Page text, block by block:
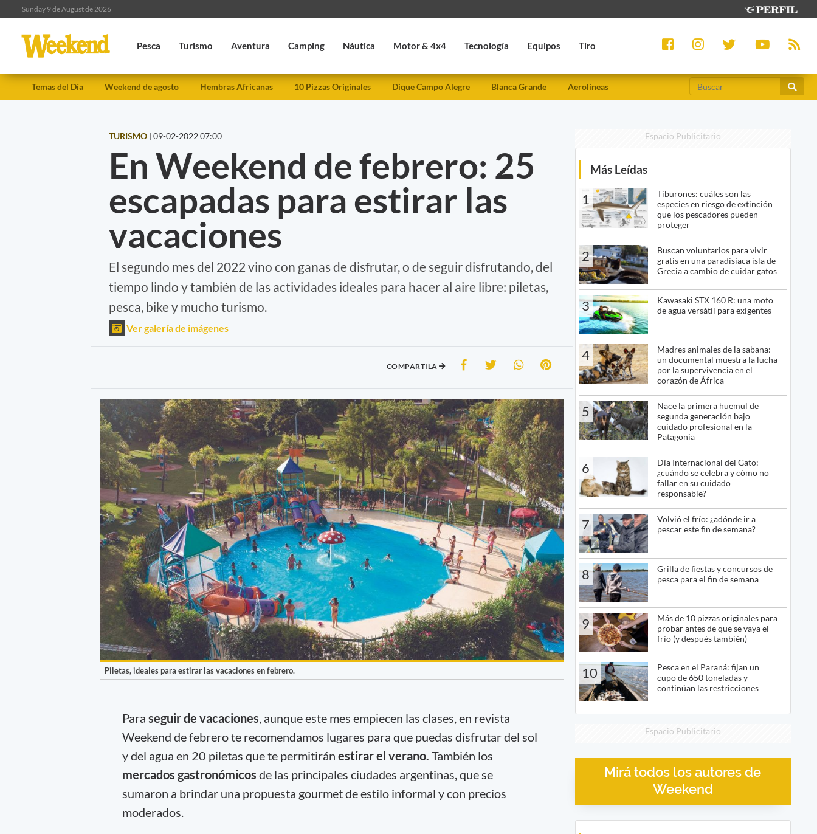
Sunday 9 de August de 2026
Pesca Turismo Aventura Camping Náutica Motor & 4x4 Tecnología Equipos Tiro
Temas del Día Weekend de agosto Hembras Africanas 10 Pizzas Originales Dique Campo Alegre Blanca Grande Aerolíneas
TURISMO | 09-02-2022 07:00
En Weekend de febrero: 25
escapadas para estirar las
vacaciones
El segundo mes del 2022 vino con ganas de disfrutar, o de seguir disfrutando, del
tiempo lindo y también de las actividades ideales para hacer al aire libre: piletas,
pesca, bike y mucho turismo.
Ver galería de imágenes
COMPARTILA
Piletas, ideales para estirar las vacaciones en febrero.
Para seguir de vacaciones , aunque este mes empiecen las clases, en revista
Weekend de febrero te recomendamos lugares para que puedas disfrutar del sol
y del agua en 20 piletas que te permitirán estirar el verano. También los
mercados gastronómicos de las principales ciudades argentinas, que se
sumaron a brindar una propuesta gourmet de estilo informal y con precios
moderados.
Espacio Publicitario
Más Leídas
1
Tiburones: cuáles son las
especies en riesgo de extinción
que los pescadores pueden
proteger
2
Buscan voluntarios para vivir
gratis en una paradisíaca isla de
Grecia a cambio de cuidar gatos
3
Kawasaki STX 160 R: una moto
de agua versátil para exigentes
4
Madres animales de la sabana:
un documental muestra la lucha
por la supervivencia en el
corazón de África
5
Nace la primera huemul de
segunda generación bajo
cuidado profesional en la
Patagonia
6
Día Internacional del Gato:
¿cuándo se celebra y cómo no
fallar en su cuidado
responsable?
7
Volvió el frío: ¿adónde ir a
pescar este fin de semana?
8
Grilla de fiestas y concursos de
pesca para el fin de semana
9
Más de 10 pizzas originales para
probar antes de que se vaya el
frío (y después también)
10
Pesca en el Paraná: fijan un
cupo de 650 toneladas y
continúan las restricciones
Espacio Publicitario
Mirá todos los autores de
Weekend